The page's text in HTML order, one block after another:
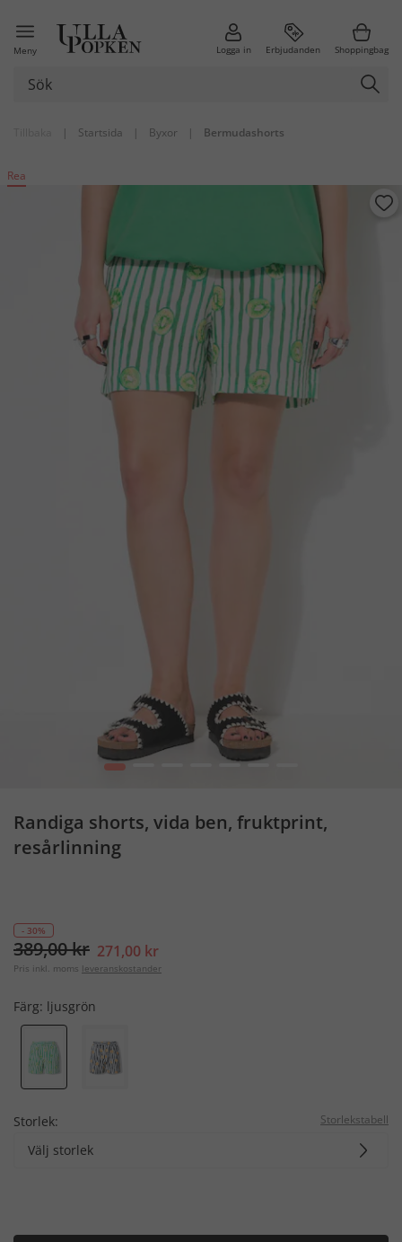
Meny Logga in Erbjudanden Shoppingbag
| Startsida | Byxor | Bermudashorts
Rea
1
Randiga shorts, vida ben, fruktprint,
resårlinning
- 30%
389,00 kr 271,00 kr
Pris inkl. moms leveranskostander
Färg: ljusgrön
Storlek: Storlekstabell
Välj storlek